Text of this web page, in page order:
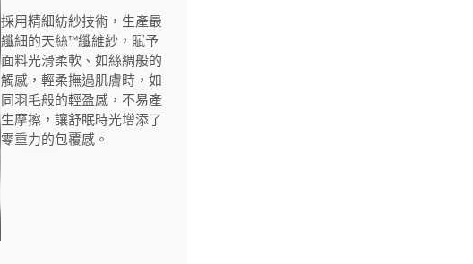
採用精細紡紗技術，生產最
纖細的天絲™纖維紗，賦予
面料光滑柔軟、如絲綢般的
觸感，輕柔撫過肌膚時，如
同羽毛般的輕盈感，不易產
生摩擦，讓舒眠時光增添了
零重力的包覆感。